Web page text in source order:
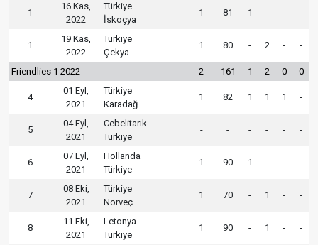
1
16 Kas,
2022
Türkiye
İskoçya
1 81 1 - - -
1
19 Kas,
2022
Türkiye
Çekya
1 80 - 2 - -
Friendlies 1 2022 2 161 1 2 0 0
4
01 Eyl,
2021
Türkiye
Karadağ
1 82 1 1 1 -
5
04 Eyl,
2021
Cebelitarık
Türkiye
- - - - - -
6
07 Eyl,
2021
Hollanda
Türkiye
1 90 1 - - -
7
08 Eki,
2021
Türkiye
Norveç
1 70 - 1 - -
8
11 Eki,
2021
Letonya
Türkiye
1 90 - 1 - -